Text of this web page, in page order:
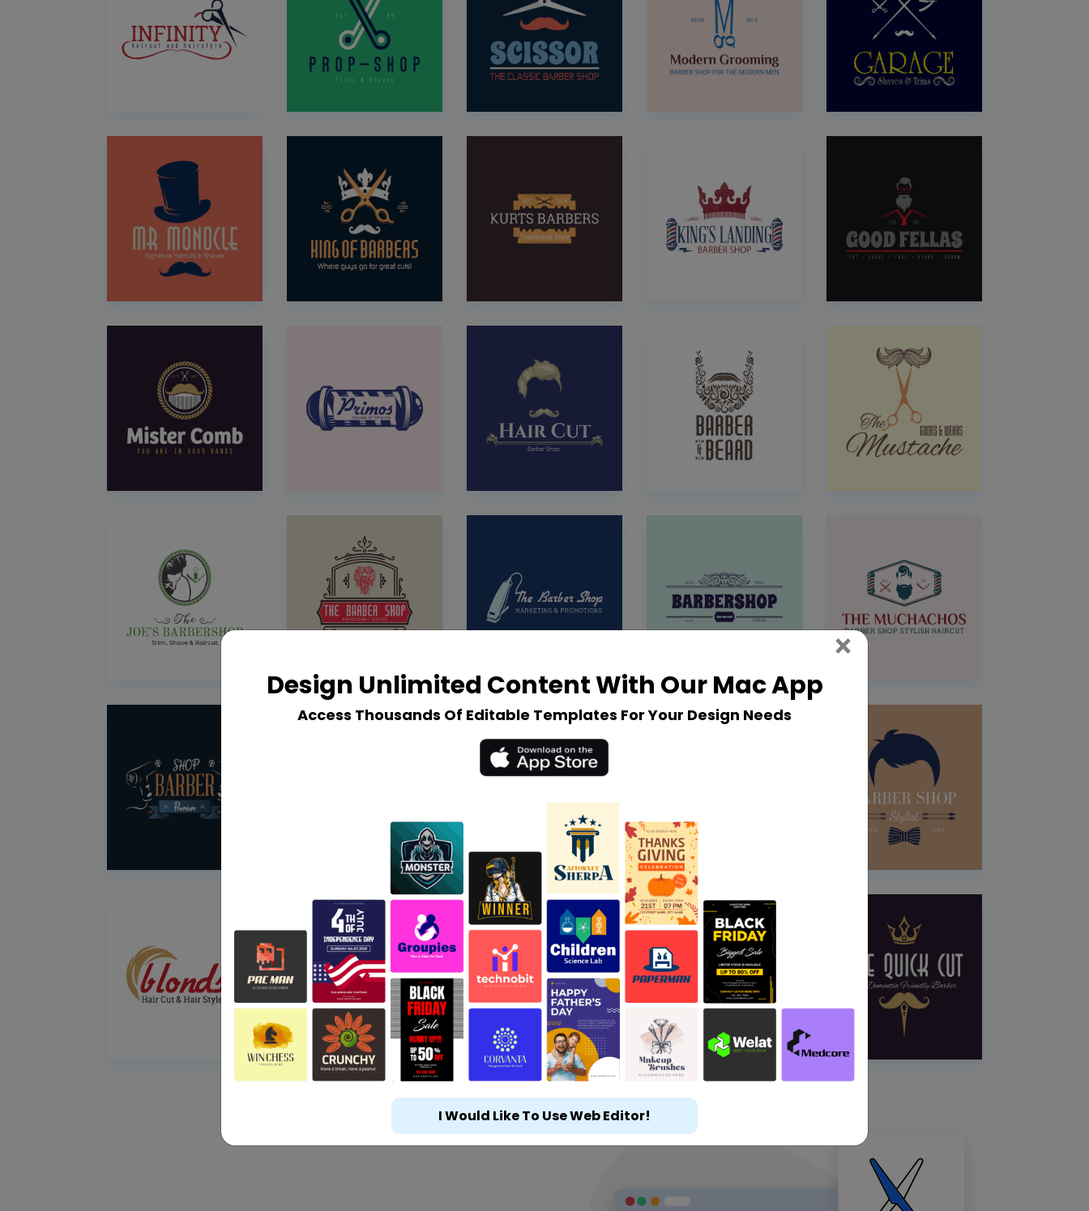
Design Unlimited Content With Our Mac App
Access Thousands Of Editable Templates For Your Design Needs
× Close
I Would Like To Use Web Editor!